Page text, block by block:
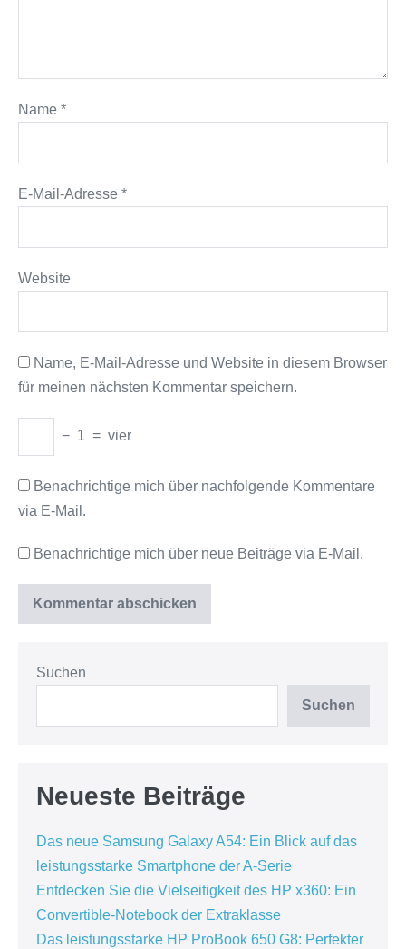
Name *
E-Mail-Adresse *
Website
Name, E-Mail-Adresse und Website in diesem Browser
für meinen nächsten Kommentar speichern.
− 1 = vier
Benachrichtige mich über nachfolgende Kommentare
via E-Mail.
Benachrichtige mich über neue Beiträge via E-Mail.
Suchen
Suchen
Neueste Beiträge
Das neue Samsung Galaxy A54: Ein Blick auf das
leistungsstarke Smartphone der A-Serie
Entdecken Sie die Vielseitigkeit des HP x360: Ein
Convertible-Notebook der Extraklasse
Das leistungsstarke HP ProBook 650 G8: Perfekter